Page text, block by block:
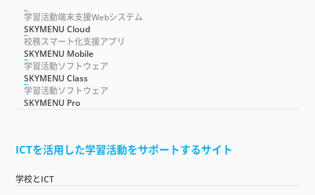
学習活動端末支援Webシステム
SKYMENU Cloud
校務スマート化支援アプリ
SKYMENU Mobile
学習活動ソフトウェア
SKYMENU Class
学習活動ソフトウェア
SKYMENU Pro
ICTを活用した学習活動をサポートするサイト
学校とICT